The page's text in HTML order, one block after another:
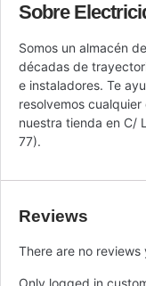
Sobre
Somos un almacén
décadas de
e instaladores. Te
resolvemos
nuestra tienda en C/
77).
Reviews
There are no reviews
Only logged in